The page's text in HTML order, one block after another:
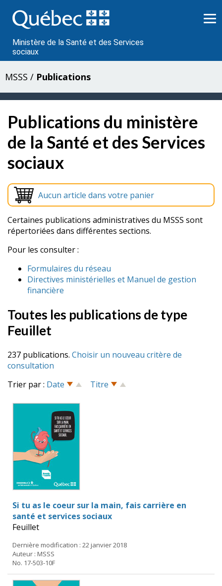
au
contenu
Ministère de la Santé et des Services
sociaux
MSSS / Publications
Publications du ministère
de la Santé et des Services
sociaux
Aucun article dans votre panier
Certaines publications administratives du MSSS sont
répertoriées dans différentes sections.
Pour les consulter :
Formulaires du réseau
Directives ministérielles et Manuel de gestion
financière
Toutes les publications de type
Feuillet
237 publications. Choisir un nouveau critère de
consultation
Trier par : Date Titre
Si tu as le coeur sur la main, fais carrière en
santé et services sociaux
Feuillet
Dernière modification : 22 janvier 2018
Auteur : MSSS
No. 17-503-10F